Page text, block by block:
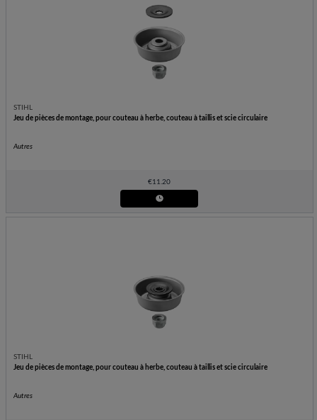
STIHL
Jeu de pièces de montage, pour couteau à herbe, couteau à taillis et scie circulaire
Autres
€11.20
STIHL
Jeu de pièces de montage, pour couteau à herbe, couteau à taillis et scie circulaire
Autres